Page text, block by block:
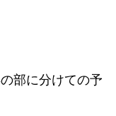
部に分けての予